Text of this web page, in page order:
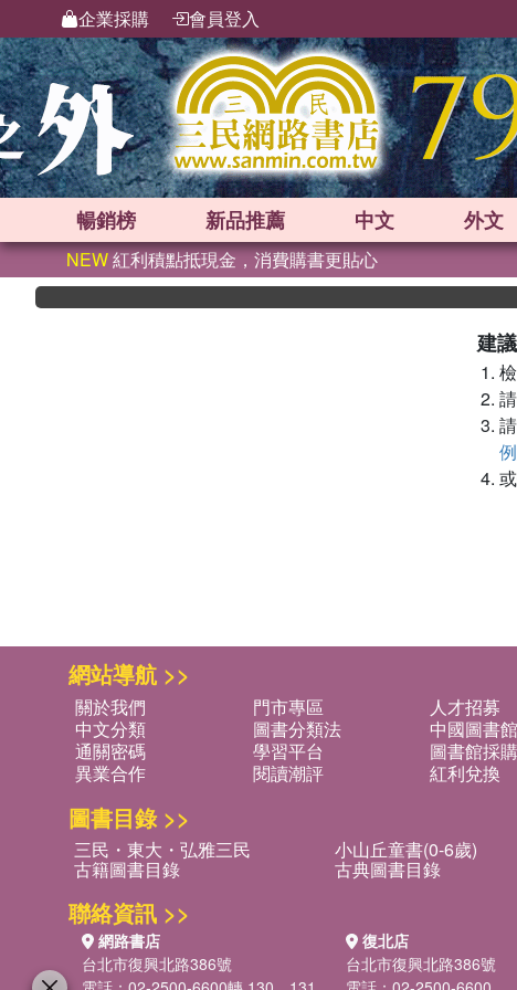
企業採購 會員登入
暢銷榜 新品推薦 中文 外文
NEW紅利積點抵現金，消費購書更貼心
建
網站導航 >>
關於我們 門市專區 人才招募
中文分類
圖書分類法 中國圖書
通關密碼
學習平台 圖書館採
異業合作
閱讀潮評 紅利兌換
圖書目錄 >>
三民・東大・弘雅三民 小山丘童書(0-6歲)
古籍圖書目錄 古典圖書目錄
聯絡資訊 >>
網路書店
台北市復興北路386號
復北店
台北市復興北路386號